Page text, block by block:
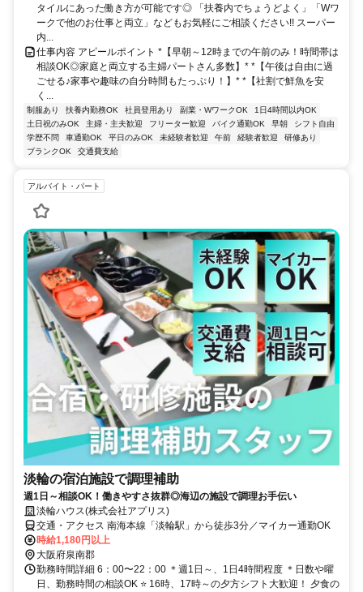
タイルにあった働き方が可能です◎ 「扶養内でちょうどよく」「Wワ
ークで他のお仕事と両立」などもお気軽にご相談ください!! スーパー
内...
仕事内容 アピールポイント *【早朝～12時までの午前のみ！時間帯は
相談OK◎家庭と両立する主婦パートさん多数】* *【午後は自由に過
ごせる♪家事や趣味の自分時間もたっぷり！】* *【社割で鮮魚を安
く...
制服あり 扶養内勤務OK 社員登用あり 副業・WワークOK
1日4時間以内OK
土日祝のみOK
主婦・主夫歓迎 フリーター歓迎 バイク通勤OK 早朝
シフト自由
学歴不問
車通勤OK 平日のみOK 未経験者歓迎 午前 経験者歓迎
研修あり
ブランクOK
交通費支給
アルバイト・パート
淡輪の宿泊施設で調理補助
週1日～相談OK！働きやすさ抜群◎海辺の施設で調理お手伝い
淡輪ハウス(株式会社アプリス)
交通・アクセス 南海本線「淡輪駅」から徒歩3分／マイカー通勤OK
時給1,180円以上
大阪府泉南郡
勤務時間詳細 6：00〜22：00 ＊週1日～、1日4時間程度 ＊日数や曜
日、勤務時間の相談OK ⭐ 16時、17時～の夕方シフト大歓迎！ 夕食の